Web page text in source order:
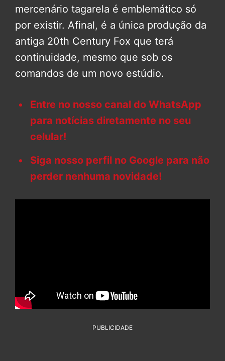
mercenário tagarela é emblemático só
por existir. Afinal, é a única produção da
antiga 20th Century Fox que terá
continuidade, mesmo que sob os
comandos de um novo estúdio.
Entre no nosso canal do WhatsApp
para notícias diretamente no seu
celular!
Siga nosso perfil no Google para não
perder nenhuma novidade!
PUBLICIDADE